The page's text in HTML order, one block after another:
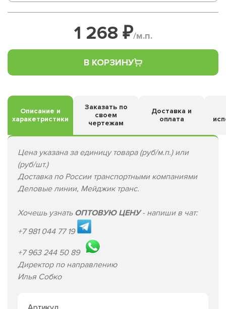
1 268 ₽/м.п.
В КОРЗИНУ
Описание и
харакетристики
Заказать по
своем
чертежам
Доставка и
оплата
Цена указана за единицу товара (руб/м.п.) или
(руб/шт.)
Доставка по России транспортными компаниями
Деловые линии, Мейджик транс.
Хочешь узнать ОПТОВУЮ ЦЕНУ- напиши в чат:
+7 981 044 77 19
+7 963 244 50 89
Директор по направлению
Илья Собко